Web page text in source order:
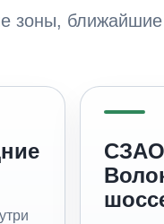
зоны,